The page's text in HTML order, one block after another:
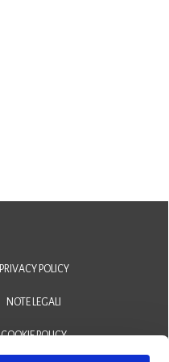
PRIVACY POLICY
NOTE LEGALI
COOKIE POLICY